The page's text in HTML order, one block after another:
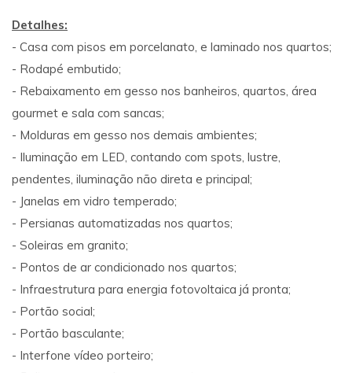
Detalhes:
- Casa com pisos em porcelanato, e laminado nos quartos;
- Rodapé embutido;
- Rebaixamento em gesso nos banheiros, quartos, área
gourmet e sala com sancas;
- Molduras em gesso nos demais ambientes;
- Iluminação em LED, contando com spots, lustre,
pendentes, iluminação não direta e principal;
- Janelas em vidro temperado;
- Persianas automatizadas nos quartos;
- Soleiras em granito;
- Pontos de ar condicionado nos quartos;
- Infraestrutura para energia fotovoltaica já pronta;
- Portão social;
- Portão basculante;
- Interfone vídeo porteiro;